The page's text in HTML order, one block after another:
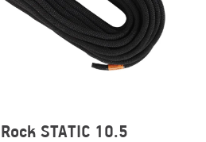
STATIC 10.5